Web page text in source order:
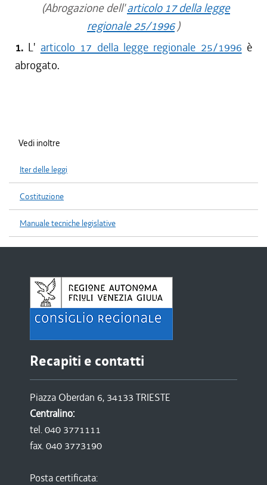
(Abrogazione dell'articolo 17 della legge
regionale 25/1996)
1. L' articolo 17 della legge regionale 25/1996 è
abrogato.
Vedi inoltre
Iter delle leggi
Costituzione
Manuale tecniche legislative
Recapiti e contatti
Piazza Oberdan 6, 34133 TRIESTE
Centralino:
tel. 040 3771111
fax. 040 3773190
Posta certificata: